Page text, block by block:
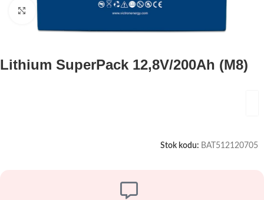
Büyütmek için tıklayın
Lithium SuperPack 12,8V/200Ah (M8)
Stok kodu: BAT512120705